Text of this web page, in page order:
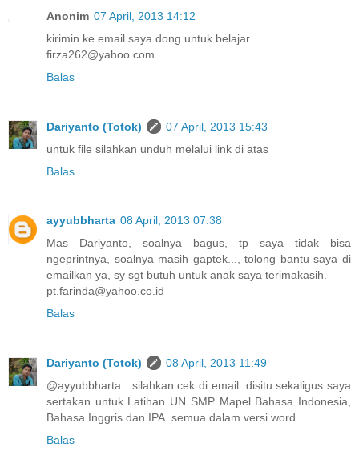
Anonim 07 April, 2013 14:12
kirimin ke email saya dong untuk belajar
firza262@yahoo.com
Balas
Dariyanto (Totok)
07 April, 2013 15:43
untuk file silahkan unduh melalui link di atas
Balas
ayyubbharta 08 April, 2013 07:38
Mas Dariyanto, soalnya bagus, tp saya tidak bisa
ngeprintnya, soalnya masih gaptek..., tolong bantu saya di
emailkan ya, sy sgt butuh untuk anak saya terimakasih.
pt.farinda@yahoo.co.id
Balas
Dariyanto (Totok)
08 April, 2013 11:49
@ayyubbharta : silahkan cek di email. disitu sekaligus saya
sertakan untuk Latihan UN SMP Mapel Bahasa Indonesia,
Bahasa Inggris dan IPA. semua dalam versi word
Balas